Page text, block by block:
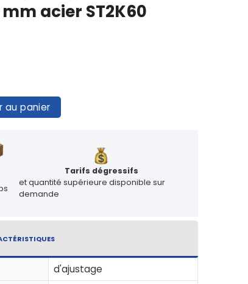
acier ST2K60
au panier
Tarifs dégressifs
et quantité supérieure disponible sur
demande
d'ajustage